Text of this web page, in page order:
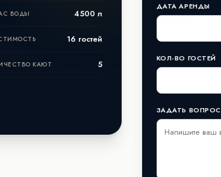
ВОДЫ 4500 л
16 гостей
КАЮТ 5
ДАТА АРЕНДЫ
КОЛ-ВО ГОСТЕЙ
ЗАДАТЬ ВОПРОС